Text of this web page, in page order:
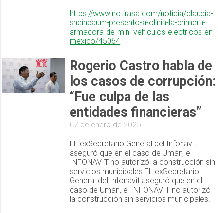
https://www.notirasa.com/noticia/claudia-
sheinbaum-presento-a-olinia-la-primera-
armadora-de-mini-vehiculos-electricos-en-
mexico/45064
Rogerio Castro habla de
los casos de corrupción:
“Fue culpa de las
entidades financieras”
07 de enero de 2025
EL exSecretario General del Infonavit
aseguró que en el caso de Umán, el
INFONAVIT no autorizó la construcción sin
servicios municipales.EL exSecretario
General del Infonavit aseguró que en el
caso de Umán, el INFONAVIT no autorizó
la construcción sin servicios municipales.